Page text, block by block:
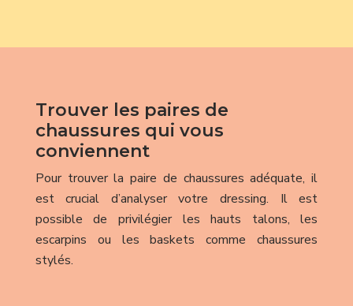
Trouver les paires de
chaussures qui vous
conviennent
Pour trouver la paire de chaussures adéquate, il
est crucial d’analyser votre dressing. Il est
possible de privilégier les hauts talons, les
escarpins ou les baskets comme chaussures
stylés.